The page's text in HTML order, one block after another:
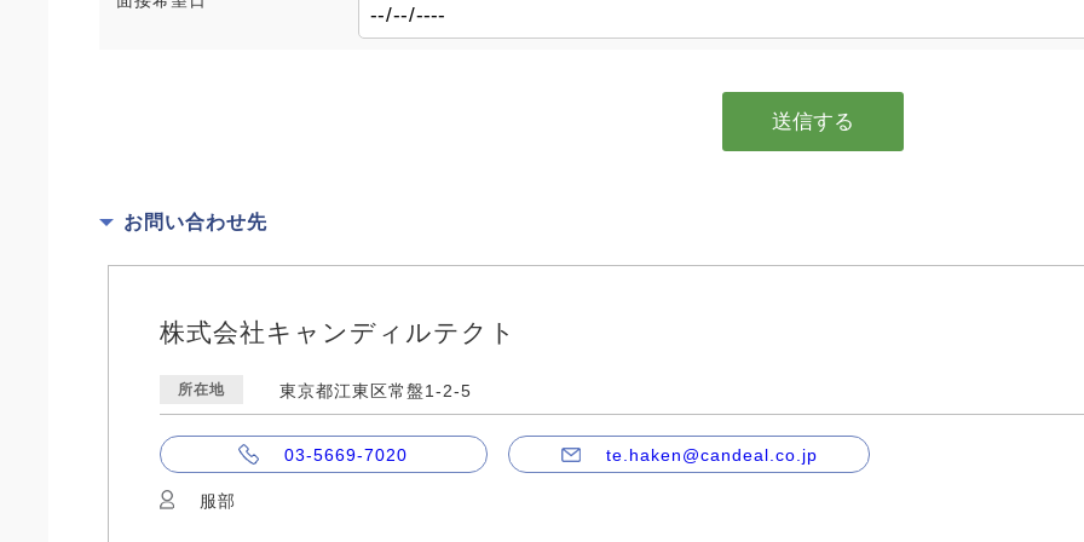
お問い合わせ先
株式会社キャンディルテクト
所在地 東京都江東区常盤1-2-5
03-5669-7020 te.haken@candeal.co.jp
服部